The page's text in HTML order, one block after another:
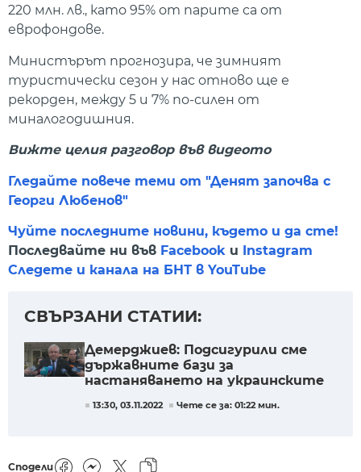
220 млн. лв., като 95% от парите са от
еврофондове.
Министърът прогнозира, че зимният
туристически сезон у нас отново ще е
рекорден, между 5 и 7% по-силен от
миналогодишния.
Вижте целия разговор във видеото
Гледайте повече теми от "Денят започва с
Георги Любенов"
Чуйте последните новини, където и да сте!
Последвайте ни във Facebook и Instagram
Следете и канала на БНТ в YouTube
СВЪРЗАНИ СТАТИИ:
Демерджиев: Подсигурили сме
държавните бази за
настаняването на украинските
13:30, 03.11.2022 Чете се за: 01:22 мин.
Сподели